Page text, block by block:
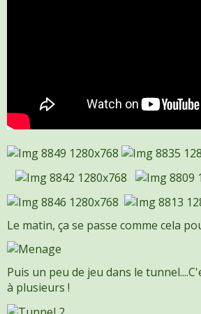
Le matin, ça se passe comme cela
Puis un peu de jeu dans le
à plusieurs !